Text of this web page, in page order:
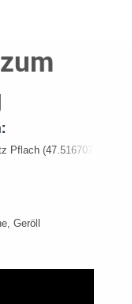
Pflach (47.516707,
Geröll